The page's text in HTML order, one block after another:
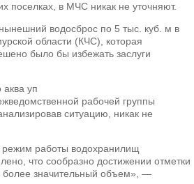
поселках, в МЧС никак не уточняют.
водосброс по 5 тыс. куб. м в
области (КЧС), которая
было бы избежать заслуги
уп
рабочей группы
ситуацию, никак не
режим работы водохранилищ
что сообразно достижении отметки
более значительный объем», —